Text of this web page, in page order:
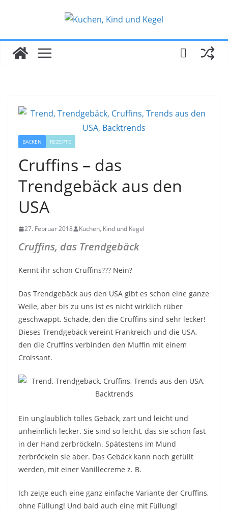
BACKEN REZEPTE
Cruffins – das
Trendgebäck aus den
USA
27. Februar 2018 Kuchen, Kind und Kegel
Cruffins, das Trendgebäck
Kennt ihr schon Cruffins??? Nein?
Das Trendgebäck aus den USA gibt es schon eine ganze
Weile, aber bis zu uns ist es nicht wirklich rüber
geschwappt. Schade, den die Cruffins sind sehr lecker!
Dieses Trendgebäck vereint Frankreich und die USA,
den die Cruffins verbinden den Muffin mit einem
Croissant.
Ein unglaublich tolles Gebäck, zart und leicht und
unheimlich lecker. Sie sind so leicht, das sie schon fast
in der Hand zerbröckeln. Spätestens im Mund
zerbröckeln sie aber. Das Gebäck kann noch gefüllt
werden, mit einer Vanillecreme z. B.
Ich zeige euch eine ganz einfache Variante der Cruffins,
ohne Füllung! Und bald auch eine mit Füllung!